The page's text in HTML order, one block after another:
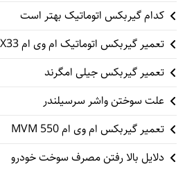
کدام گیربکس اتوماتیک بهتر است
تعمیر گیربکس اتوماتیک ام وی ام MVM X33
تعمیر گیربکس جیلی امگرند
علت سوختن واشر سرسیلندر
تعمیر گیربکس ام وی ام 550 MVM
دلایل بالا رفتن مصرف سوخت خودرو